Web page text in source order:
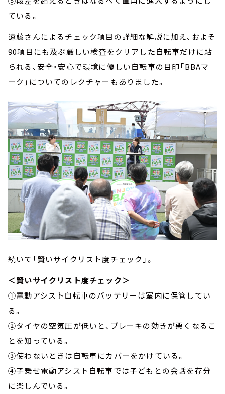
ている。
遠藤さんによるチェック項目の詳細な解説に加え、およそ
90項目にも及ぶ厳しい検査をクリアした自転車だけに貼
られる、安全・安心で環境に優しい自転車の目印「BBAマ
ーク」についてのレクチャーもありました。
続いて「賢いサイクリスト度チェック」。
＜賢いサイクリスト度チェック＞
①電動アシスト自転車のバッテリーは室内に保管してい
る。
②タイヤの空気圧が低いと、ブレーキの効きが悪くなるこ
とを知っている。
③使わないときは自転車にカバーをかけている。
④子乗せ電動アシスト自転車では子どもとの会話を存分
に楽しんでいる。